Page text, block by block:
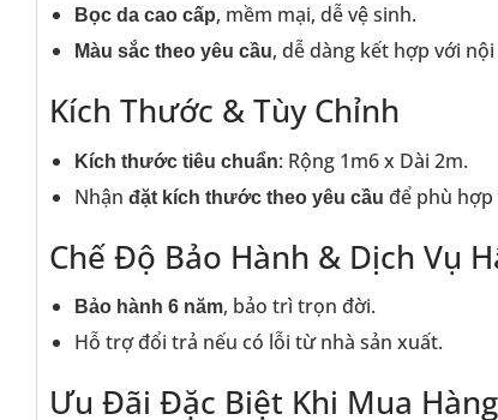
Bọc da cao cấp, mềm mại, dễ vệ sinh.
Màu sắc theo yêu cầu, dễ dàng kết hợp với
Kích Thước & Tùy Chỉnh
Kích thước tiêu chuẩn: Rộng 1m6 x Dài 2m.
Nhận đặt kích thước theo yêu cầu để phù hợp
Chế Độ Bảo Hành & Dịch Vụ
Bảo hành 6 năm, bảo trì trọn đời.
Hỗ trợ đổi trả nếu có lỗi từ nhà sản xuất.
Ưu Đãi Đặc Biệt Khi Mua Hàng